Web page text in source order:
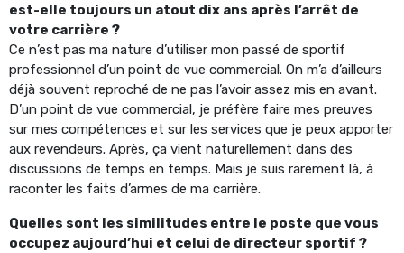
est-elle toujours un atout dix ans après l’arrêt de
votre carrière ?
Ce n’est pas ma nature d’utiliser mon passé de sportif
professionnel d’un point de vue commercial. On m’a d’ailleurs
déjà souvent reproché de ne pas l’avoir assez mis en avant.
D’un point de vue commercial, je préfère faire mes preuves
sur mes compétences et sur les services que je peux apporter
aux revendeurs. Après, ça vient naturellement dans des
discussions de temps en temps. Mais je suis rarement là, à
raconter les faits d’armes de ma carrière.
Quelles sont les similitudes entre le poste que vous
occupez aujourd’hui et celui de directeur sportif ?